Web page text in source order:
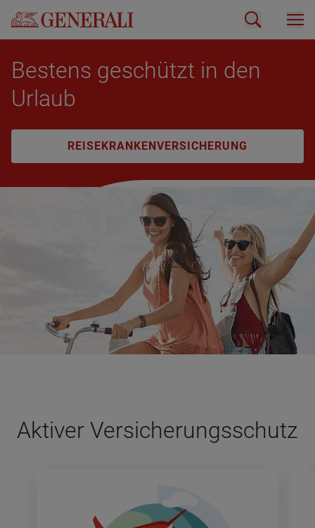
Bestens geschützt in den
Urlaub
REISEKRANKENVERSICHERUNG
Akti­ver Ver­si­che­rungs­schutz